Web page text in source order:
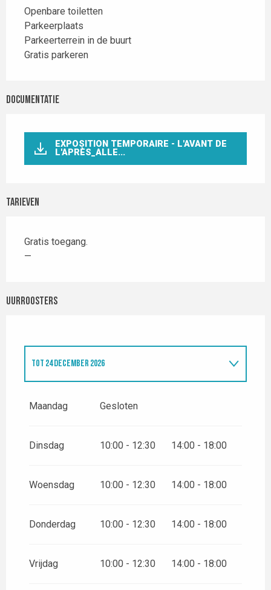
Openbare toiletten
Parkeerplaats
Parkeerterrein in de buurt
Gratis parkeren
Documentatie
EXPOSITION TEMPORAIRE - L'AVANT DE
L'APRÈS_ALLE...
Tarieven
Gratis toegang.
—
Uurroosters
TOT 24 DECEMBER 2026
Maandag Gesloten
Dinsdag 10:00 - 12:30 14:00 - 18:00
Woensdag 10:00 - 12:30 14:00 - 18:00
Donderdag 10:00 - 12:30 14:00 - 18:00
Vrijdag 10:00 - 12:30 14:00 - 18:00